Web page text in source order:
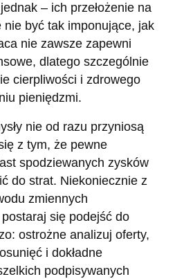
– ich przełożenie na
nie być tak imponujące, jak
nie zawsze zapewni
dlatego szczególnie
cierpliwości i zdrowego
pieniędzmi.
nie od razu przyniosą
z tym, że pewne
spodziewanych zysków
do strat. Niekoniecznie z
zmiennych
się podejść do
ostrożne analizuj oferty,
i dokładne
podpisywanych